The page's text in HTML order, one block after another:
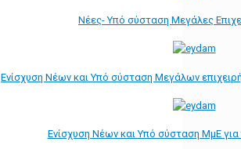
Νέες- Υπό σύσταση Μεγάλες
Ενίσχυση Νέων και Υπό σύσταση Μεγάλων
Ενίσχυση Νέων και Υπό σύσταση ΜμΕ